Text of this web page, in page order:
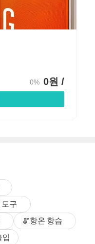
0% 0원 /
도구
항온 항습
입